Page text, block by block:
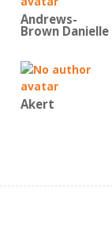
Andrews-
Brown Danielle
Akert